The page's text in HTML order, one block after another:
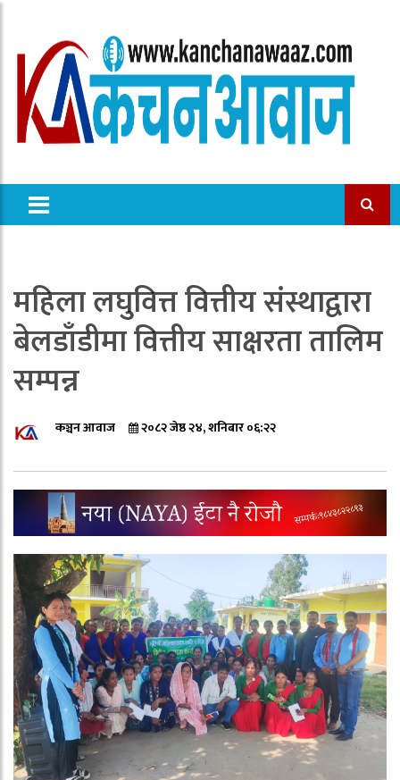
महिला लघुवित्त वित्तीय संस्थाद्वारा
बेलडाँडीमा वित्तीय साक्षरता तालिम
सम्पन्न
कञ्चन आवाज २०८२ जेष्ठ २४, शनिबार ०६:२२